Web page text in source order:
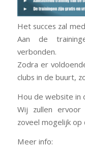
Het succes zal
Aan de
verbonden.
Zodra er
clubs in de buurt,
Hou de website in
Wij zullen
zoveel mogelijk
Meer info: